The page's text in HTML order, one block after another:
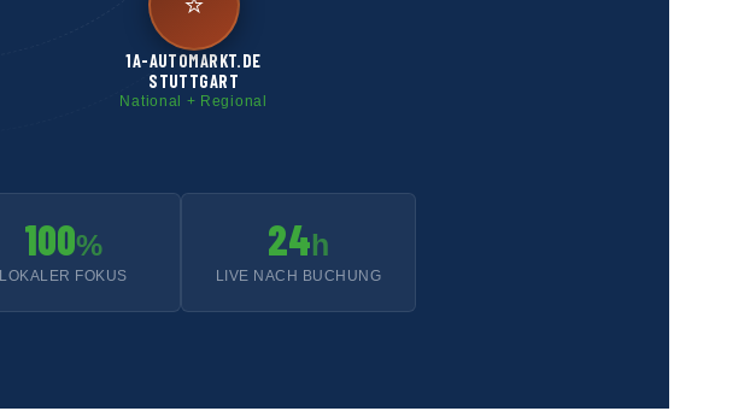
1A-AUTOMARKT.DE
STUTTGART
National + Regional
100%
LOKALER FOKUS
24 h
LIVE NACH BUCHUNG